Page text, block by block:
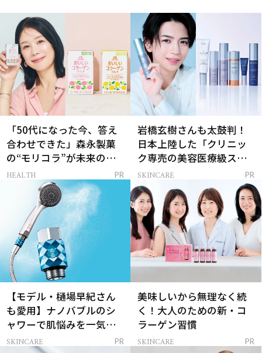
「50代になった今、答え
合わせできた」森永製菓
の“モリコラ”が未来のキ
レイを連れてくる！
HEALTH PR
岩橋玄樹さんも太鼓判！
日本上陸した「クリニッ
ク専売の美容医療級スキ
ンケア」
SKINCARE PR
【モデル・樋場早紀さん
も愛用】ナノバブルのシ
ャワーで肌悩みを一気に
解決
SKINCARE PR
美味しいから無理なく続
く！大人のための新・コ
ラーゲン習慣
SKINCARE PR